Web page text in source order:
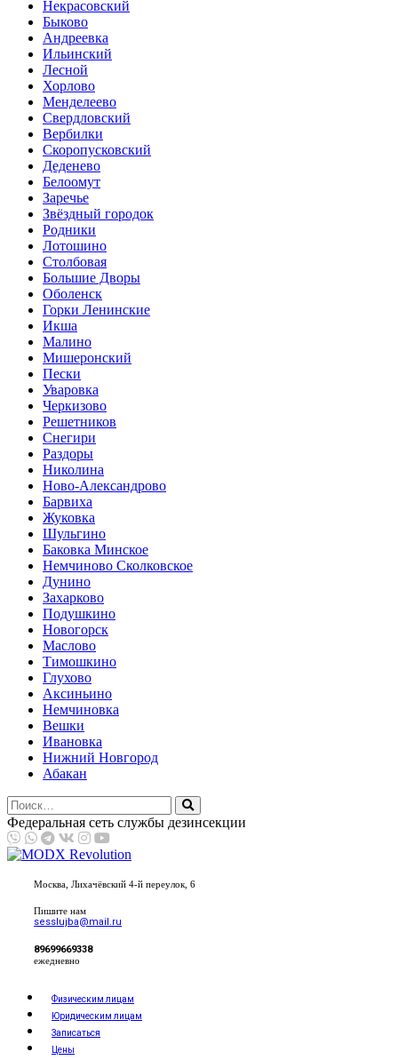
Некрасовский
Быково
Андреевка
Ильинский
Лесной
Хорлово
Менделеево
Свердловский
Вербилки
Скоропусковский
Деденево
Белоомут
Заречье
Звёздный городок
Родники
Лотошино
Столбовая
Большие Дворы
Оболенск
Горки Ленинские
Икша
Малино
Мишеронский
Пески
Уваровка
Черкизово
Решетников
Снегири
Раздоры
Николина
Ново-Александрово
Барвиха
Жуковка
Шульгино
Баковка Минское
Немчиново Сколковское
Дунино
Захарково
Подушкино
Новогорск
Маслово
Тимошкино
Глухово
Аксиньино
Немчиновка
Вешки
Ивановка
Нижний Новгород
Абакан
Федеральная сеть службы дезинсекции
Москва, Лихачёвский 4-й переулок, 6
Пишите нам
sesslujba@mail.ru
89699669338
ежедневно
Физическим лицам
Юридическим лицам
Записаться
Цены